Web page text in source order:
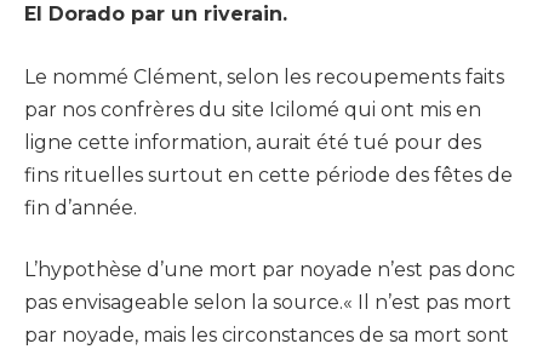
El Dorado par un riverain.
Le nommé Clément, selon les recoupements faits
par nos confrères du site Icilomé qui ont mis en
ligne cette information, aurait été tué pour des
fins rituelles surtout en cette période des fêtes de
fin d’année.
L’hypothèse d’une mort par noyade n’est pas donc
pas envisageable selon la source.« Il n’est pas mort
par noyade, mais les circonstances de sa mort sont